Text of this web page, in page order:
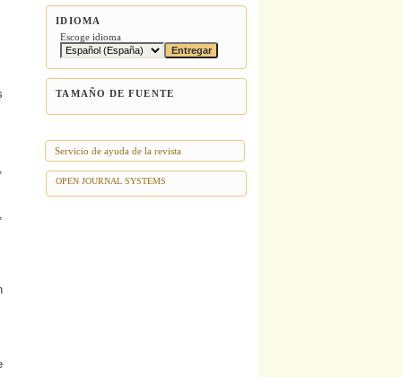
IDIOMA
Escoge idioma
TAMAÑO DE FUENTE
Servicio de ayuda de la revista
OPEN JOURNAL SYSTEMS